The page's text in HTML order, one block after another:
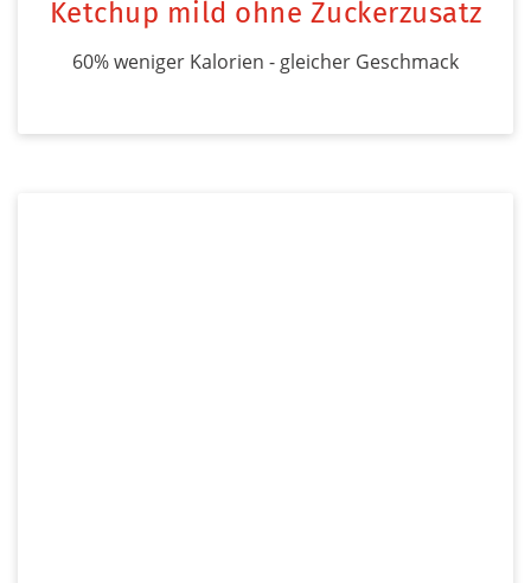
Ketchup mild ohne Zuckerzusatz
60% weniger Kalorien - gleicher Geschmack